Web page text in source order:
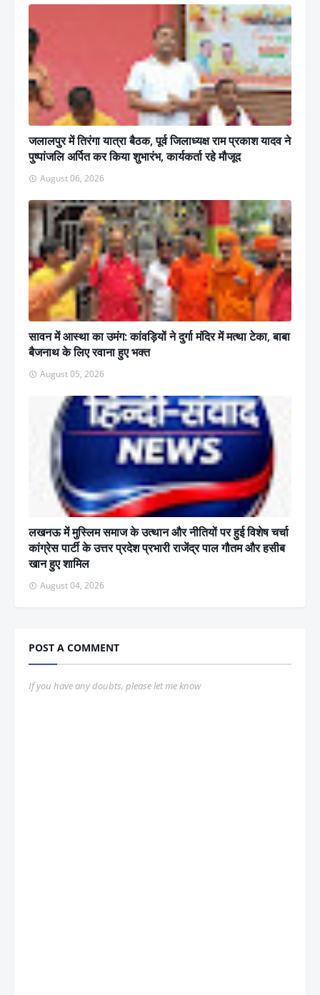
जलालपुर में तिरंगा यात्रा बैठक, पूर्व जिलाध्यक्ष राम प्रकाश यादव ने
पुष्पांजलि अर्पित कर किया शुभारंभ, कार्यकर्ता रहे मौजूद
August 06, 2026
सावन में आस्था का उमंग: कांवड़ियों ने दुर्गा मंदिर में मत्था टेका, बाबा
बैजनाथ के लिए रवाना हुए भक्त
August 05, 2026
लखनऊ में मुस्लिम समाज के उत्थान और नीतियों पर हुई विशेष चर्चा
कांग्रेस पार्टी के उत्तर प्रदेश प्रभारी राजेंद्र पाल गौतम और हसीब
खान हुए शामिल
August 04, 2026
POST A COMMENT
If you have any doubts, please let me know